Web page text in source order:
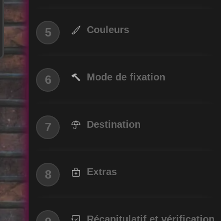
Couleurs
Mode de fixation
Destination
Extras